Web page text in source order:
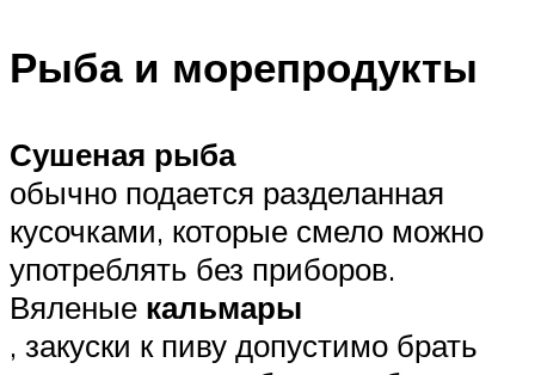
Рыба и морепродукты
Сушеная рыба
обычно подается разделанная
кусочками, которые смело можно
употреблять без приборов.
Вяленые кальмары
, закуски к пиву допустимо брать